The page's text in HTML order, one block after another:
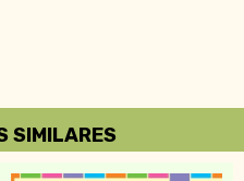
SIMILARES